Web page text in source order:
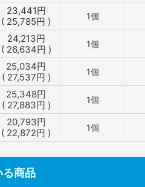
23,441円
( 25,785円 ) 1個
24,213円
( 26,634円 ) 1個
25,034円
( 27,537円 ) 1個
25,348円
( 27,883円 ) 1個
20,793円
( 22,872円 ) 1個
る商品